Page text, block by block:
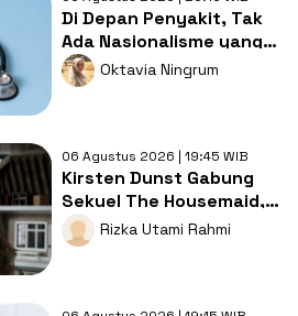
Di Depan Penyakit, Tak
Ada Nasionalisme yang
Lebih Penting dari
Kesembuhan
Oktavia Ningrum
06 Agustus 2026 | 19:45 WIB
Kirsten Dunst Gabung
Sekuel The Housemaid,
Intip Sinopsis dan Jadwal
Tayang
Rizka Utami Rahmi